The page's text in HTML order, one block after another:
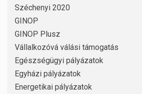
Széchenyi 2020
GINOP
GINOP Plusz
Vállalkozóvá válási támogatás
Egészségügyi pályázatok
Egyházi pályázatok
Energetikai pályázatok